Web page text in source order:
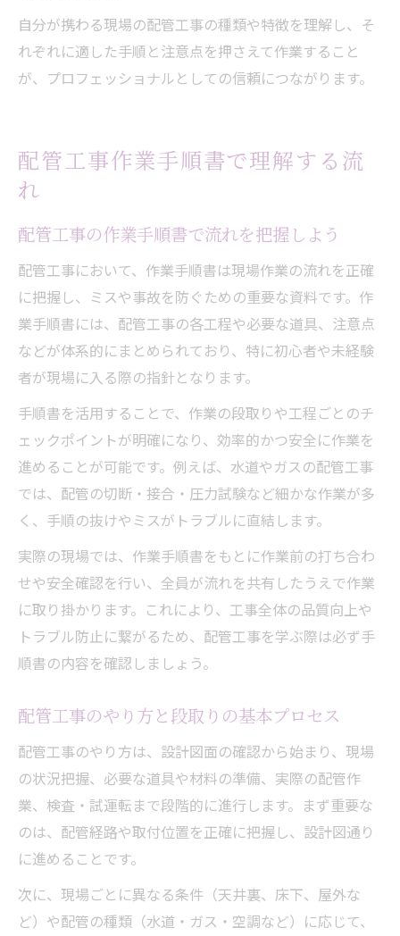
自分が携わる現場の配管工事の種類や特徴を理解し、そ
れぞれに適した手順と注意点を押さえて作業すること
が、プロフェッショナルとしての信頼につながります。
配管工事作業手順書で理解する流
れ
配管工事の作業手順書で流れを把握しよう
配管工事において、作業手順書は現場作業の流れを正確
に把握し、ミスや事故を防ぐための重要な資料です。作
業手順書には、配管工事の各工程や必要な道具、注意点
などが体系的にまとめられており、特に初心者や未経験
者が現場に入る際の指針となります。
手順書を活用することで、作業の段取りや工程ごとのチ
ェックポイントが明確になり、効率的かつ安全に作業を
進めることが可能です。例えば、水道やガスの配管工事
では、配管の切断・接合・圧力試験など細かな作業が多
く、手順の抜けやミスがトラブルに直結します。
実際の現場では、作業手順書をもとに作業前の打ち合わ
せや安全確認を行い、全員が流れを共有したうえで作業
に取り掛かります。これにより、工事全体の品質向上や
トラブル防止に繋がるため、配管工事を学ぶ際は必ず手
順書の内容を確認しましょう。
配管工事のやり方と段取りの基本プロセス
配管工事のやり方は、設計図面の確認から始まり、現場
の状況把握、必要な道具や材料の準備、実際の配管作
業、検査・試運転まで段階的に進行します。まず重要な
のは、配管経路や取付位置を正確に把握し、設計図通り
に進めることです。
次に、現場ごとに異なる条件（天井裏、床下、屋外な
ど）や配管の種類（水道・ガス・空調など）に応じて、